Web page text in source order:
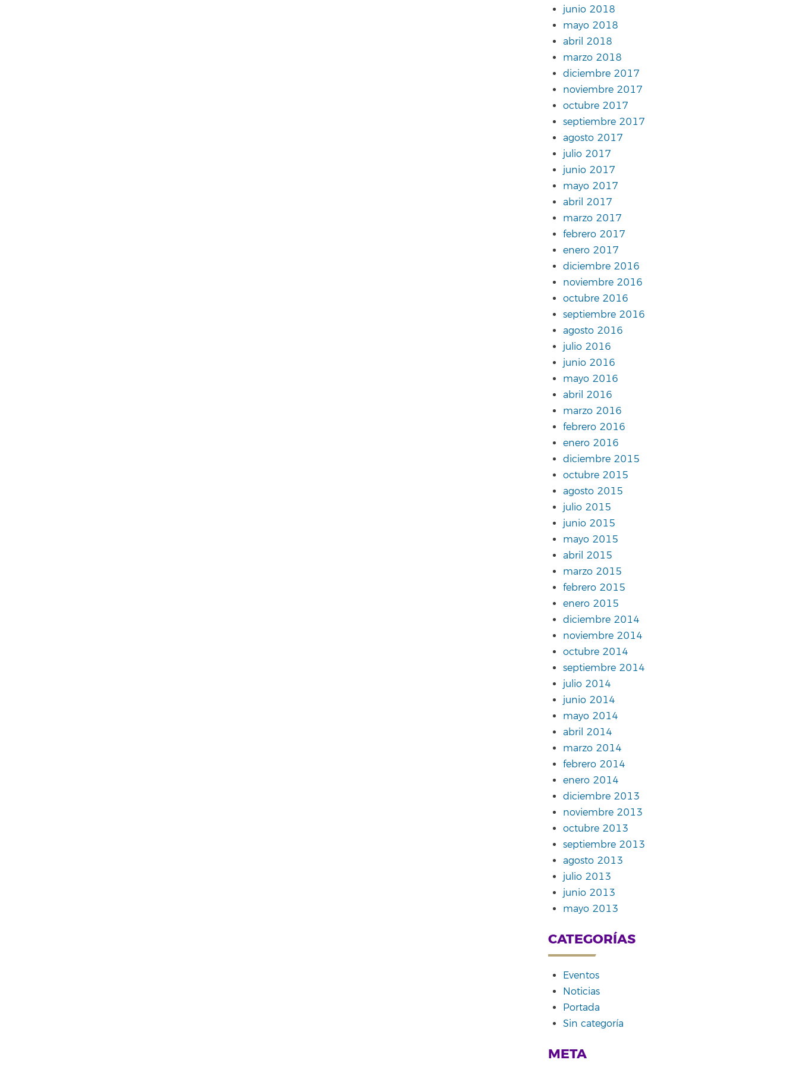
junio 2018
mayo 2018
abril 2018
marzo 2018
diciembre 2017
noviembre 2017
octubre 2017
septiembre 2017
agosto 2017
julio 2017
junio 2017
mayo 2017
abril 2017
marzo 2017
febrero 2017
enero 2017
diciembre 2016
noviembre 2016
octubre 2016
septiembre 2016
agosto 2016
julio 2016
junio 2016
mayo 2016
abril 2016
marzo 2016
febrero 2016
enero 2016
diciembre 2015
octubre 2015
agosto 2015
julio 2015
junio 2015
mayo 2015
abril 2015
marzo 2015
febrero 2015
enero 2015
diciembre 2014
noviembre 2014
octubre 2014
septiembre 2014
julio 2014
junio 2014
mayo 2014
abril 2014
marzo 2014
febrero 2014
enero 2014
diciembre 2013
noviembre 2013
octubre 2013
septiembre 2013
agosto 2013
julio 2013
junio 2013
mayo 2013
CATEGORÍAS
Eventos
Noticias
Portada
Sin categoría
META